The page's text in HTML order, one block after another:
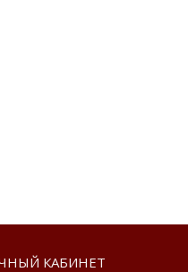
КАБИНЕТ